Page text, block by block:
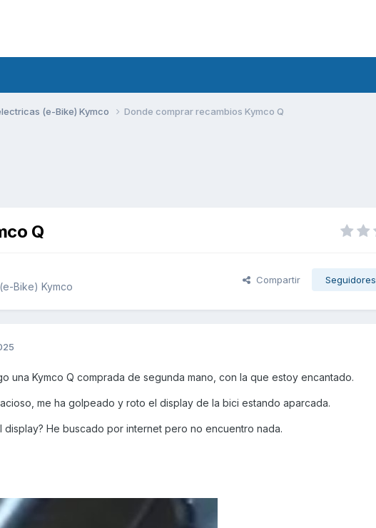
(e-Bike) Kymco Donde comprar recambios Kymco Q
Q
Bike) Kymco
Compartir Seguidores
una Kymco Q comprada de segunda mano, con la que estoy encantado.
me ha golpeado y roto el display de la bici estando aparcada.
He buscado por internet pero no encuentro nada.